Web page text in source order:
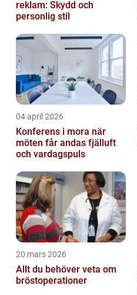
reklam: Skydd och
personlig stil
04 april 2026
Konferens i mora när
möten får andas fjälluft
och vardagspuls
20 mars 2026
Allt du behöver veta om
bröstoperationer